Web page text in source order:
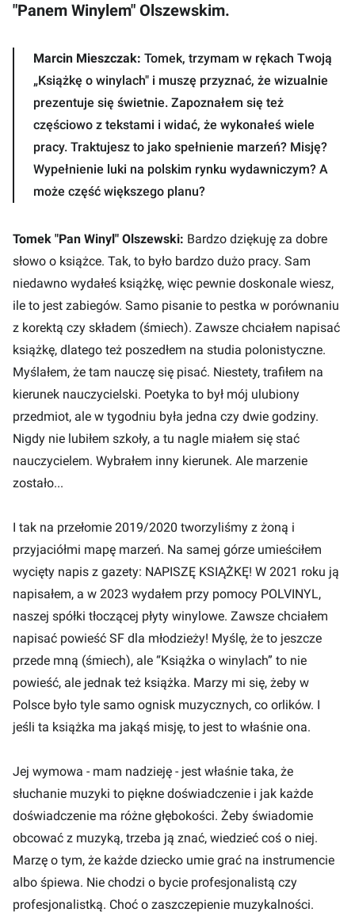
"Panem Winylem" Olszewskim.
Marcin Mieszczak: Tomek, trzymam w rękach Twoją
„Książkę o winylach" i muszę przyznać, że wizualnie
prezentuje się świetnie. Zapoznałem się też
częściowo z tekstami i widać, że wykonałeś wiele
pracy. Traktujesz to jako spełnienie marzeń? Misję?
Wypełnienie luki na polskim rynku wydawniczym? A
może część większego planu?
Tomek "Pan Winyl" Olszewski: Bardzo dziękuję za dobre
słowo o książce. Tak, to było bardzo dużo pracy. Sam
niedawno wydałeś książkę, więc pewnie doskonale wiesz,
ile to jest zabiegów. Samo pisanie to pestka w porównaniu
z korektą czy składem (śmiech). Zawsze chciałem napisać
książkę, dlatego też poszedłem na studia polonistyczne.
Myślałem, że tam nauczę się pisać. Niestety, trafiłem na
kierunek nauczycielski. Poetyka to był mój ulubiony
przedmiot, ale w tygodniu była jedna czy dwie godziny.
Nigdy nie lubiłem szkoły, a tu nagle miałem się stać
nauczycielem. Wybrałem inny kierunek. Ale marzenie
zostało...
I tak na przełomie 2019/2020 tworzyliśmy z żoną i
przyjaciółmi mapę marzeń. Na samej górze umieściłem
wycięty napis z gazety: NAPISZĘ KSIĄŻKĘ! W 2021 roku ją
napisałem, a w 2023 wydałem przy pomocy POLVINYL,
naszej spółki tłoczącej płyty winylowe. Zawsze chciałem
napisać powieść SF dla młodzieży! Myślę, że to jeszcze
przede mną (śmiech), ale “Książka o winylach” to nie
powieść, ale jednak też książka. Marzy mi się, żeby w
Polsce było tyle samo ognisk muzycznych, co orlików. I
jeśli ta książka ma jakąś misję, to jest to właśnie ona.
Jej wymowa - mam nadzieję - jest właśnie taka, że
słuchanie muzyki to piękne doświadczenie i jak każde
doświadczenie ma różne głębokości. Żeby świadomie
obcować z muzyką, trzeba ją znać, wiedzieć coś o niej.
Marzę o tym, że każde dziecko umie grać na instrumencie
albo śpiewa. Nie chodzi o bycie profesjonalistą czy
profesjonalistką. Choć o zaszczepienie muzykalności.